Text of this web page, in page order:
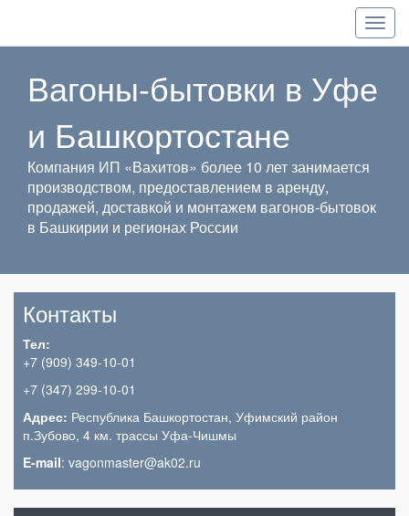
Вагоны-бытовки в Уфе
и Башкортостане
Компания ИП «Вахитов» более 10 лет занимается
производством, предоставлением в аренду,
продажей, доставкой и монтажем вагонов-бытовок
в Башкирии и регионах России
Контакты
Тел:
+7 (909) 349-10-01
+7 (347) 299-10-01
Адрес: Республика Башкортостан, Уфимский район
п.Зубово, 4 км. трассы Уфа-Чишмы
E-mail: vagonmaster@ak02.ru